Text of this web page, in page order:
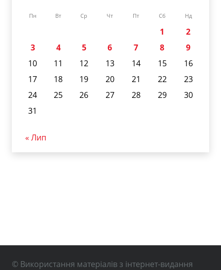
Пн Вт Ср Чт Пт Сб Нд
1
2
3
4 5 6 7 8
9
10
11 12 13 14 15
16
17
18 19 20 21 22
23
24
25 26 27 28 29
30
31
« Лип
© Використання матеріалів з інтернет-видання